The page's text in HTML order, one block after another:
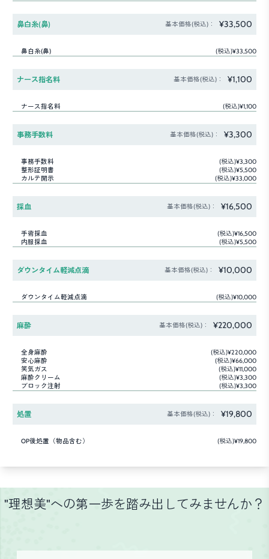
鼻白糸(鼻) 基本価格(税込)： ¥33,500
鼻白糸(鼻) (税込)¥33,500
ナース指名料 基本価格(税込)： ¥1,100
ナース指名料 (税込)¥1,100
事務手数料 基本価格(税込)： ¥3,300
事務手数料
(税込)¥3,300
整形証明書
(税込)¥5,500
カルテ開示
(税込)¥33,000
採血 基本価格(税込)： ¥16,500
手術採血
(税込)¥16,500
内服採血
(税込)¥5,500
ダウンタイム軽減点滴 基本価格(税込)： ¥10,000
ダウンタイム軽減点滴 (税込)¥10,000
麻酔 基本価格(税込)： ¥220,000
全身麻酔
(税込)¥220,000
安心麻酔
(税込)¥66,000
笑気ガス
(税込)¥11,000
麻酔クリーム
(税込)¥3,300
ブロック注射
(税込)¥3,300
処置 基本価格(税込)： ¥19,800
OP後処置（物品含む） (税込)¥19,800
"理想美"への第一歩を踏み出してみませんか？